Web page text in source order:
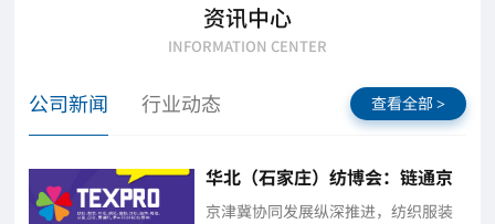
资讯中心
INFORMATION CENTER
公司新闻 行业动态
华北（石家庄）纺博会：链通京
津冀·智汇纺箱包
京津冀协同发展纵深推进，纺织服装
查看全部 >